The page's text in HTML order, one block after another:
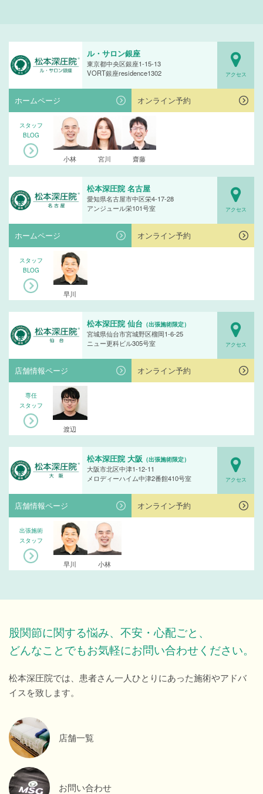
ル・サロン銀座
東京都中央区銀座1-15-13
VORT銀座residence1302
アクセス
ホームページ オンライン予約
スタッフ
BLOG
小林 宮川 齋藤
松本深圧院 名古屋
愛知県名古屋市中区栄4-17-28
アンジュール栄101号室
アクセス
ホームページ オンライン予約
スタッフ
BLOG
早川
松本深圧院 仙台 （出張施術限定）
宮城県仙台市宮城野区榴岡1-6-25
ニュー更科ビル305号室
アクセス
店舗情報ページ オンライン予約
専任
スタッフ
渡辺
松本深圧院 大阪 （出張施術限定）
大阪市北区中津1-12-11
メロディーハイム中津2番館410号室
アクセス
店舗情報ページ オンライン予約
出張施術
スタッフ
早川 小林
股関節に関する悩み、不安・心配ごと、
どんなことでもお気軽にお問い合わせください。
松本深圧院では、患者さん一人ひとりにあった施術やアドバ
イスを致します。
店舗一覧
お問い合わせ